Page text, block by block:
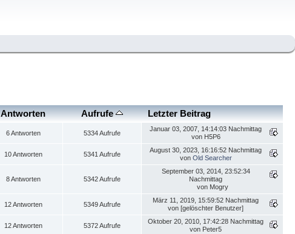
Antworten Aufrufe Letzter Beitrag
6 Antworten 5334 Aufrufe
Januar 03, 2007, 14:14:03 Nachmittag
von H5P6
10 Antworten 5341 Aufrufe
August 30, 2023, 16:16:52 Nachmittag
von Old Searcher
8 Antworten 5342 Aufrufe
September 03, 2014, 23:52:34
Nachmittag
von Mogry
12 Antworten 5349 Aufrufe
März 11, 2019, 15:59:52 Nachmittag
von [gelöschter Benutzer]
12 Antworten 5372 Aufrufe
Oktober 20, 2010, 17:42:28 Nachmittag
von Peter5